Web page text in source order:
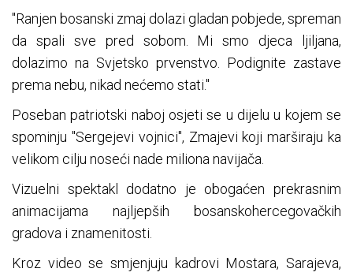
"Ranjen bosanski zmaj dolazi gladan pobjede, spreman
da spali sve pred sobom. Mi smo djeca ljiljana,
dolazimo na Svjetsko prvenstvo. Podignite zastave
prema nebu, nikad nećemo stati."
Poseban patriotski naboj osjeti se u dijelu u kojem se
spominju "Sergejevi vojnici", Zmajevi koji marširaju ka
velikom cilju noseći nade miliona navijača.
Vizuelni spektakl dodatno je obogaćen prekrasnim
animacijama najljepših bosanskohercegovačkih
gradova i znamenitosti.
Kroz video se smjenjuju kadrovi Mostara, Sarajeva,